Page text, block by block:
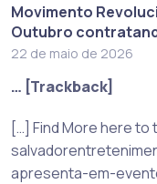
Movimento
Outubro
22 de maio de 2026
… [Trackback]
[…] Find More here to
apresenta-em-